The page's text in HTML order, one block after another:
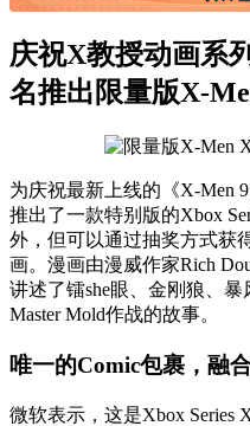
庆祝X教授动画系
名推出限量版X-
为庆祝最新上线的《X-Men
推出了一款特别版的Xbox
外，但可以通过抽奖方式获
画。漫画由漫威作家Rich
讲述了镭she眼、金刚狼、暴
Master Mold作战的故事。
唯一的Comic包裹，融
微软表示，这是Xbox Series